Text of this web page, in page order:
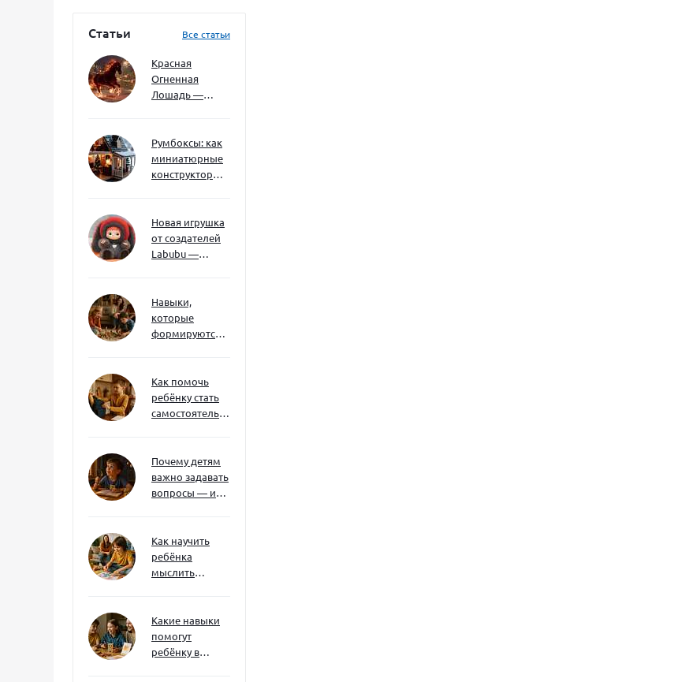
Статьи Все статьи
Красная
Огненная
Лошадь —
ждать и как
подготовиться
Румбоксы: как
миниатюрные
конструкторы
мышление и
внимание к
деталям
Новая игрушка
от создателей
Labubu —
Навыки,
которые
формируются
ребёнка
успешным
Как помочь
ребёнку стать
самостоятельным
Почему детям
важно задавать
вопросы — и
Как научить
ребёнка
мыслить
сложностей
Какие навыки
помогут
ребёнку в